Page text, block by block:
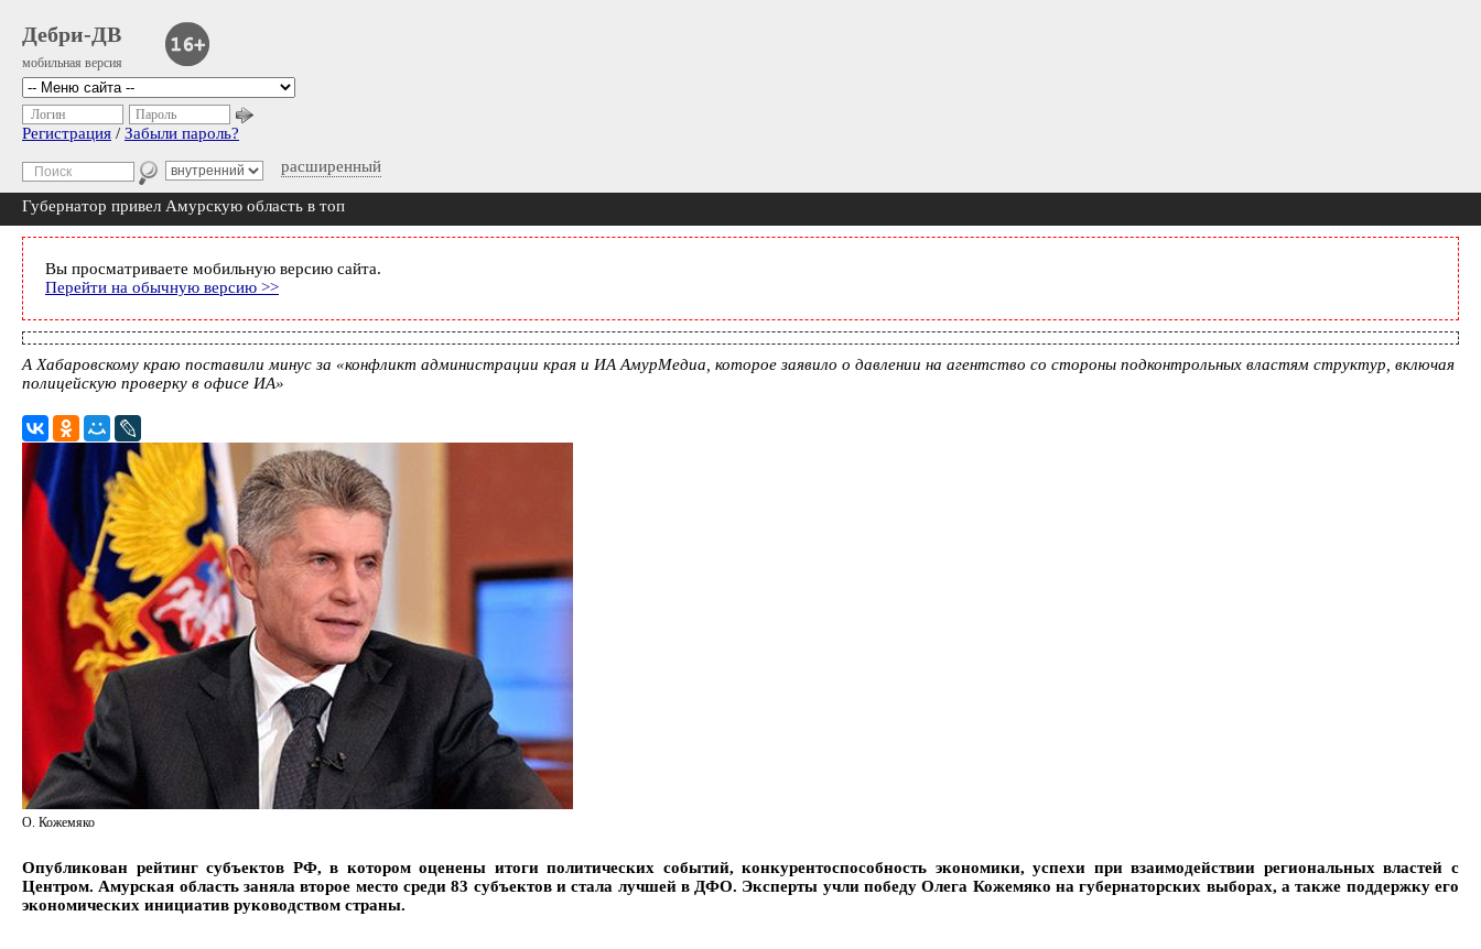
Дебри-ДВ
мобильная версия
расширенный
Логин Пароль
Регистрация / Забыли пароль?
Губернатор привел Амурскую область в топ
Вы просматриваете мобильную версию сайта.
Перейти на обычную версию >>
А Хабаровскому краю поставили минус за «конфликт администрации края и ИА АмурМедиа, которое заявило о давлении на агентство со стороны подконтрольных властям структур, включая
полицейскую проверку в офисе ИА»
О. Кожемяко
Опубликован рейтинг субъектов РФ, в котором оценены итоги политических событий, конкурентоспособность экономики, успехи при взаимодействии региональных властей с
Центром. Амурская область заняла второе место среди 83 субъектов и стала лучшей в ДФО. Эксперты учли победу Олега Кожемяко на губернаторских выборах, а также поддержку его
экономических инициатив руководством страны.